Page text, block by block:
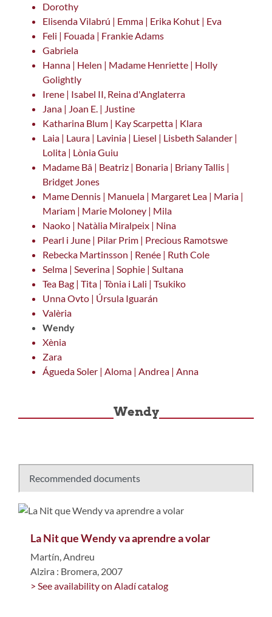
Dorothy
Elisenda Vilabrú | Emma | Erika Kohut | Eva
Feli | Fouada | Frankie Adams
Gabriela
Hanna | Helen | Madame Henriette | Holly
Golightly
Irene | Isabel II, Reina d'Anglaterra
Jana | Joan E. | Justine
Katharina Blum | Kay Scarpetta | Klara
Laia | Laura | Lavinia | Liesel | Lisbeth Salander |
Lolita | Lònia Guiu
Madame Bâ | Beatriz | Bonaria | Briany Tallis |
Bridget Jones
Mame Dennis | Manuela | Margaret Lea | Maria |
Mariam | Marie Moloney | Mila
Naoko | Natàlia Miralpeix | Nina
Pearl i June | Pilar Prim | Precious Ramotswe
Rebecka Martinsson | Renée | Ruth Cole
Selma | Severina | Sophie | Sultana
Tea Bag | Tita | Tònia i Lali | Tsukiko
Unna Ovto | Úrsula Iguarán
Valèria
Wendy
Xènia
Zara
Águeda Soler | Aloma | Andrea | Anna
Wendy
Recommended documents
La Nit que Wendy va aprendre a volar
Martín, Andreu
Alzira : Bromera, 2007
> See availability on Aladí catalog